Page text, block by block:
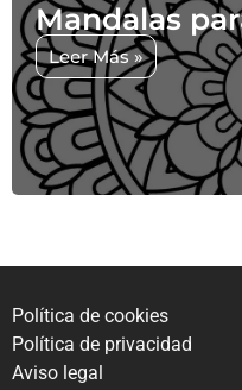
Mandalas
Leer Más »
Política de cookies
Política de privacidad
Aviso legal